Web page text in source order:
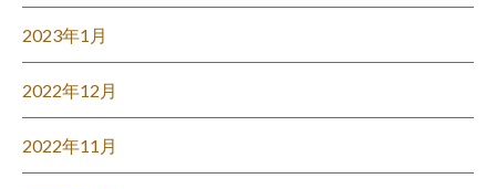
2023年1月
2022年12月
2022年11月